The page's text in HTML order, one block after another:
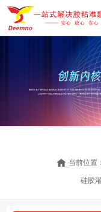
当前位置：
硅胶